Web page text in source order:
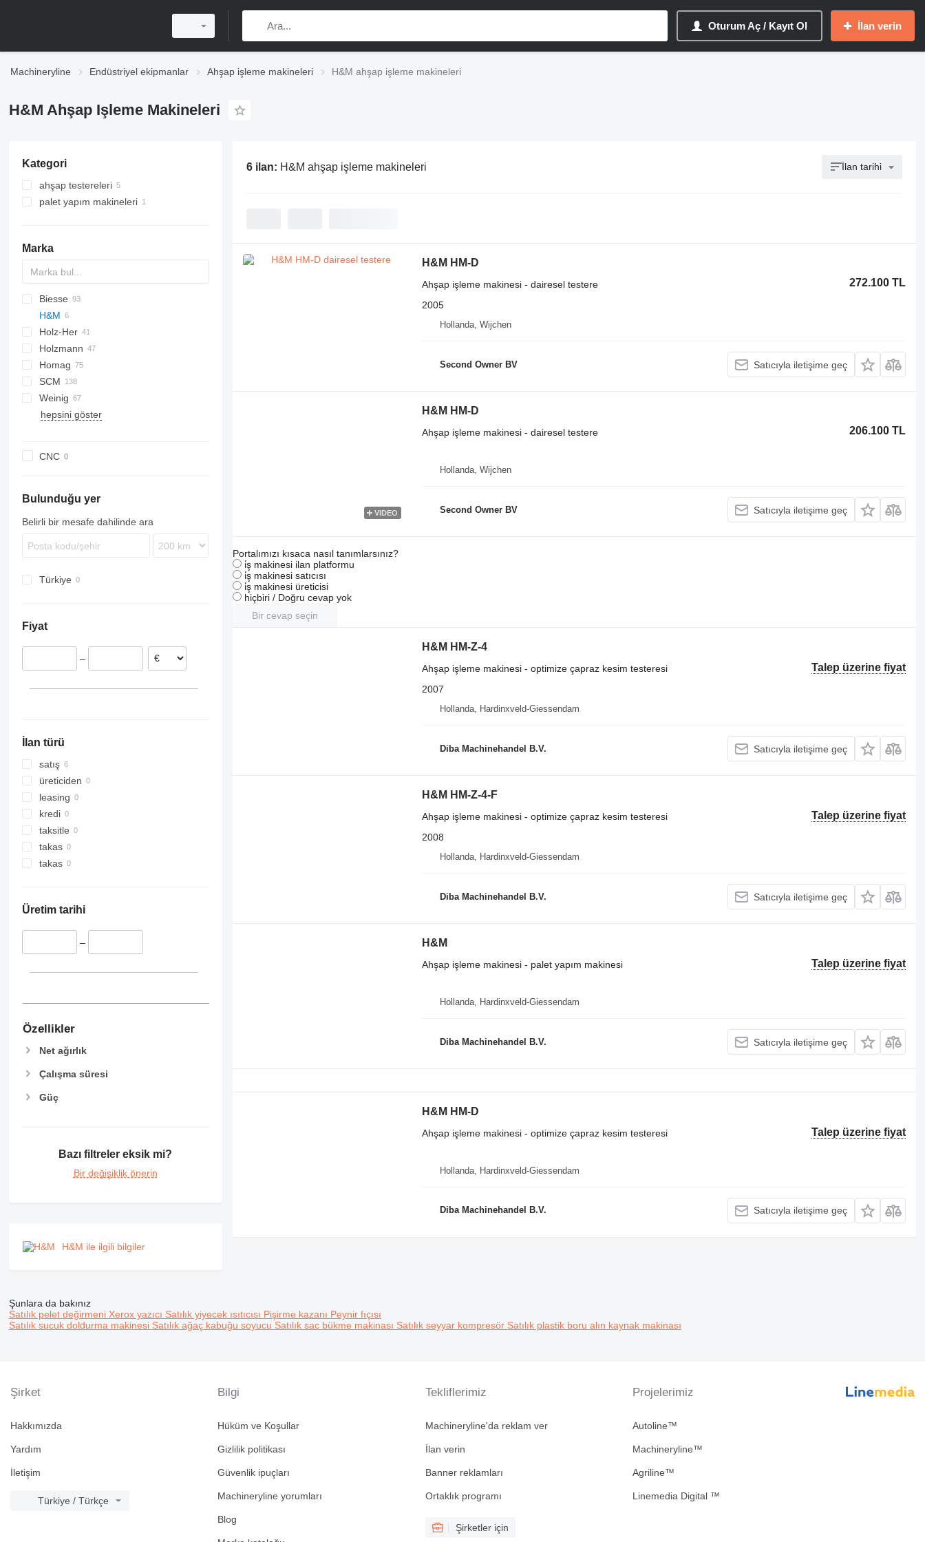
Oturum Aç / Kayıt Ol İlan verin
Machineryline Endüstriyel ekipmanlar Ahşap işleme makineleri H&M ahşap işleme makineleri
H&M Ahşap Işleme Makineleri
Kategori
ahşap testereleri
optimize çapraz kesim testereleri
palet yapım makineleri
Marka
Biesse
Rover
Skipper
DMC
DMU
Concept
ZS
H&M
EC
VF
Holz-Her
Holzmann
TS
Homag
Kal
Profi
VMX
FW
Junior
Variosteff
VTC
V-series
S2R
SCM
Olimpic
Weinig
Hydromat
hepsini göster
CNC
Bulunduğu yer
Belirli bir mesafe dahilinde ara
Türkiye
Fiyat
–
İlan türü
satış
üreticiden
leasing
kredi
taksitle
takas
takas
Üretim tarihi
–
Özellikler
Net ağırlık
Çalışma süresi
Güç
Bazı filtreler eksik mi?
Bir değişiklik önerin
H&M ile ilgili bilgiler
6 ilan: H&M ahşap işleme makineleri İlan tarihi
H&M HM-D
272.100 TL
Ahşap işleme makinesi - dairesel testere
2005
Hollanda, Wijchen
Second Owner BV Satıcıyla iletişime geç
VIDEO
H&M HM-D
206.100 TL
Ahşap işleme makinesi - dairesel testere
Hollanda, Wijchen
Second Owner BV Satıcıyla iletişime geç
Portalımızı kısaca nasıl tanımlarsınız?
i̇ş makinesi ilan platformu
i̇ş makinesi satıcısı
i̇ş makinesi üreticisi
hiçbiri / Doğru cevap yok
Bir cevap seçin
H&M HM-Z-4
Talep üzerine fiyat
Ahşap işleme makinesi - optimize çapraz kesim testeresi
2007
Hollanda, Hardinxveld-Giessendam
Diba Machinehandel B.V. Satıcıyla iletişime geç
H&M HM-Z-4-F
Talep üzerine fiyat
Ahşap işleme makinesi - optimize çapraz kesim testeresi
2008
Hollanda, Hardinxveld-Giessendam
Diba Machinehandel B.V. Satıcıyla iletişime geç
H&M
Talep üzerine fiyat
Ahşap işleme makinesi - palet yapım makinesi
Hollanda, Hardinxveld-Giessendam
Diba Machinehandel B.V. Satıcıyla iletişime geç
H&M HM-D
Talep üzerine fiyat
Ahşap işleme makinesi - optimize çapraz kesim testeresi
Hollanda, Hardinxveld-Giessendam
Diba Machinehandel B.V. Satıcıyla iletişime geç
Şunlara da bakınız
Satılık pelet değirmeni Xerox yazıcı Satılık yiyecek ısıtıcısı Pişirme kazanı Peynir fıçısı
Satılık sucuk doldurma makinesi Satılık ağaç kabuğu soyucu Satılık sac bükme makinası Satılık seyyar kompresör Satılık plastik boru alın kaynak makinası
Şirket
Hakkımızda
Yardım
İletişim
Türkiye / Türkçe
Bilgi
Hüküm ve Koşullar
Gizlilik politikası
Güvenlik ipuçları
Machineryline yorumları
Blog
Tekliflerimiz
Machineryline'da reklam ver
İlan verin
Banner reklamları
Ortaklık programı
Şirketler için
Projelerimiz
Autoline™
Machineryline™
Agriline™
Linemedia Digital ™